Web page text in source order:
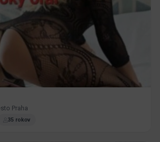
Praha
35 rokov